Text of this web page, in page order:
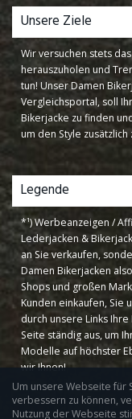
Unsere Ziele
Wir versuchen stets
herauszuholen und
tun! Unser Damen
Vergleichsportal, soll
Bikerjacke zu finden
um den Style
Legende
*¹) Werbeanzeigen /
Lederjacken &
an Sie verkaufen,
Damen Bikerjacken
Shops und großen
Kunden einkaufen, Sie
durch unsere Links
Seite ständig aus, um
Modelle auf höchster
wir Ihnen!
Um unsere Webseite für
verbessern zu können,
Nutzung der Webseite